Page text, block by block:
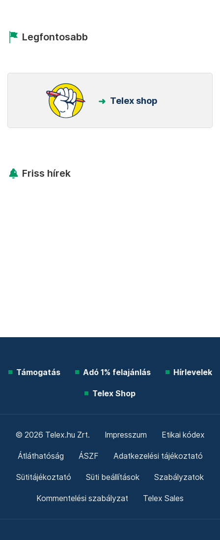
Legfontosabb
Telex shop
Friss hírek
Támogatás Adó 1% felajánlás Hírlevelek
Telex Shop
© 2026 Telex.hu Zrt. Impresszum Etikai kódex
Átláthatóság ÁSZF Adatkezelési tájékoztató
Sütitájékoztató Süti beállítások Szabályzatok
Kommentelési szabályzat Telex Sales